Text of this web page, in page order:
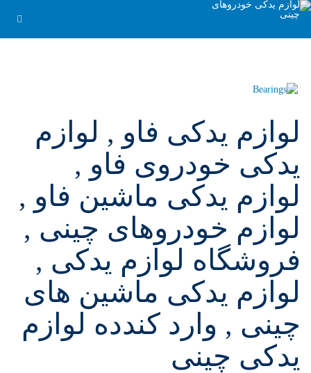
لوازم یدکی فاو , لوازم
یدکی خودروی فاو ,
لوازم یدکی ماشین فاو ,
لوازم خودروهای چینی ,
فروشگاه لوازم یدکی ,
لوازم یدکی ماشین های
چینی , وارد کندده لوازم
یدکی چینی